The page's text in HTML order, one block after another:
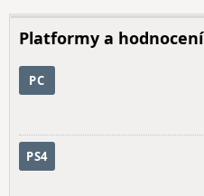
Platformy a hodnocení
PC
PS4